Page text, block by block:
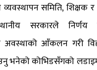
व्यवस्थापन समिति,
सरकारले
अवस्थाको आँकलन गरी
भनेको कोभिडसँगको